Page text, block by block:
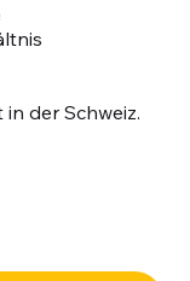
der Schweiz.